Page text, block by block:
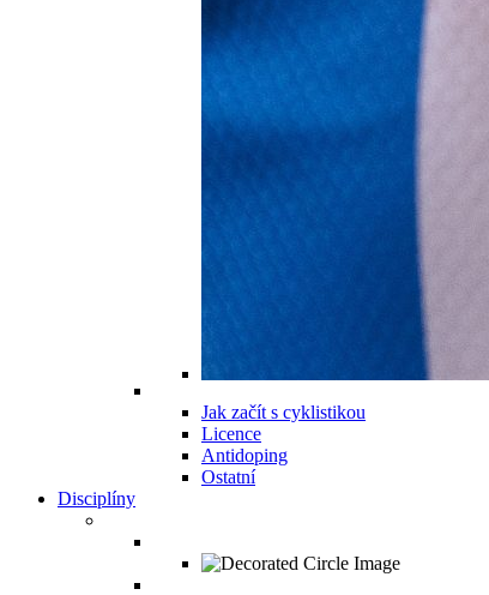
Jak začít s cyklistikou
Licence
Antidoping
Ostatní
Disciplíny